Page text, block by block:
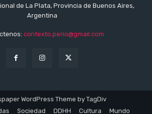
de La Plata, Provincia de Buenos Aires,
Argentina
contexto.perio@gmail.com
WordPress Theme by TagDiv
Sociedad DDHH Cultura Mundo